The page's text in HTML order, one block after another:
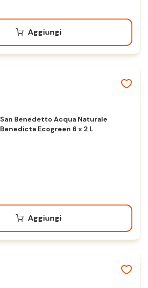
Aggiungi
San Benedetto Acqua Naturale
Benedicta Ecogreen 6 x 2 L
Aggiungi